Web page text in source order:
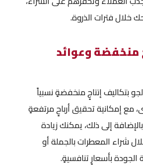
خلال فترات الذروة.
منخفضة وعوائد
بتكاليف إنتاجٍ منخفضةٍ نسبياً
مع إمكانية تحقيق أرباحٍ مرتفعةٍ
إلى ذلك، يمكنك زيادة
شراء المعطرات بالجملة أو
الجودة بأسعارٍ تنافسيةٍ.